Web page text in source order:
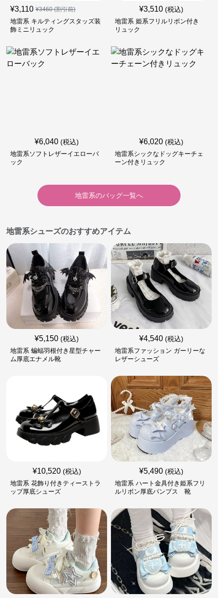
¥3,110 ¥3460(割引前)
地雷系 キルティングスタッズ装
飾ミニリュック
¥3,510 (税込)
地雷系 姫系フリルリボン付き
リュック
¥6,040 (税込)
地雷系ソフトレザーイエローバ
ック
¥6,020 (税込)
地雷系シックなドッグキーチェ
ーン付きリュック
地雷系のバッグ一覧へ
地雷系シューズのおすすめアイテム
¥5,150 (税込)
地雷系 蝙蝠羽根付き星型チャー
ム厚底エナメル靴
¥4,540 (税込)
地雷系ファッション ガーリーな
レザーシューズ
¥10,520 (税込)
地雷系 花飾り付きティーストラ
ップ厚底シューズ
¥5,490 (税込)
地雷系 ハート金具付き姫系フリ
ルリボン厚底パンプス 靴